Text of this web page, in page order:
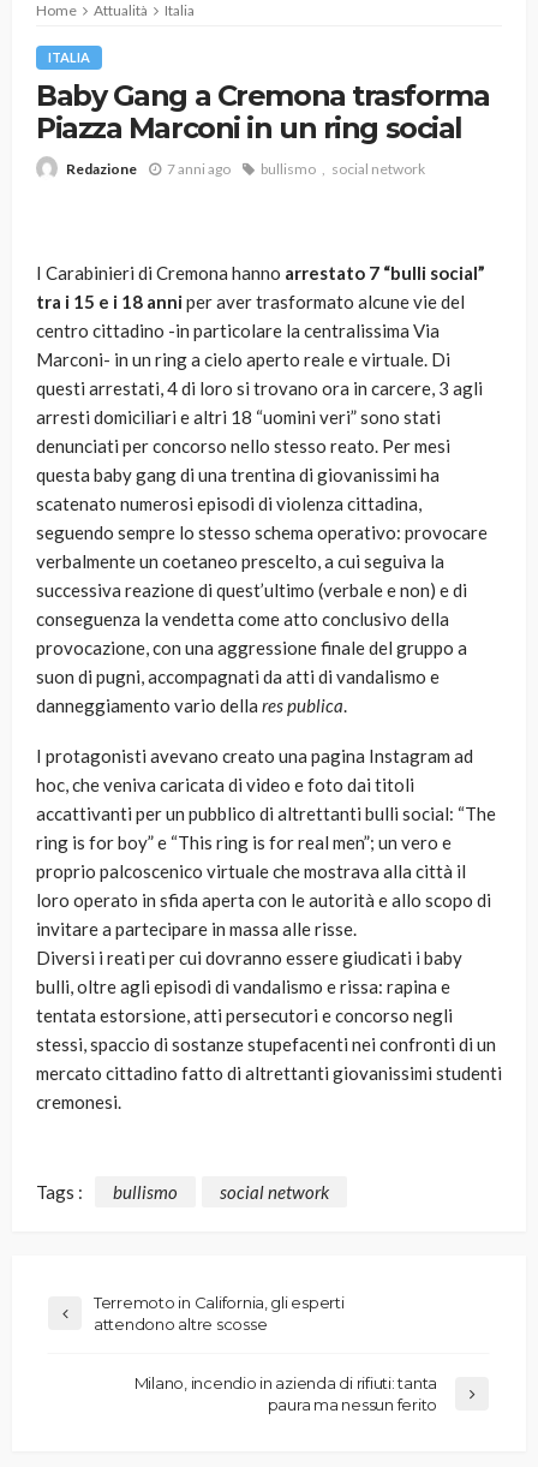
Home Attualità Italia
ITALIA
Baby Gang a Cremona trasforma
Piazza Marconi in un ring social
Redazione 7 anni ago bullismo social network
I Carabinieri di Cremona hanno arrestato 7 “bulli social”
tra i 15 e i 18 anniper aver trasformato alcune vie del
centro cittadino -in particolare la centralissima Via
Marconi- in un ring a cielo aperto reale e virtuale. Di
questi arrestati, 4 di loro si trovano ora in carcere, 3 agli
arresti domiciliari e altri 18 “uomini veri” sono stati
denunciati per concorso nello stesso reato. Per mesi
questa baby gang di una trentina di giovanissimi ha
scatenato numerosi episodi di violenza cittadina,
seguendo sempre lo stesso schema operativo: provocare
verbalmente un coetaneo prescelto, a cui seguiva la
successiva reazione di quest’ultimo (verbale e non) e di
conseguenza la vendetta come atto conclusivo della
provocazione, con una aggressione finale del gruppo a
suon di pugni, accompagnati da atti di vandalismo e
danneggiamento vario della res publica.
I protagonisti avevano creato una pagina Instagram ad
hoc, che veniva caricata di video e foto dai titoli
accattivanti per un pubblico di altrettanti bulli social: “The
ring is for boy” e “This ring is for real men”; un vero e
proprio palcoscenico virtuale che mostrava alla città il
loro operato in sfida aperta con le autorità e allo scopo di
invitare a partecipare in massa alle risse.
Diversi i reati per cui dovranno essere giudicati i baby
bulli, oltre agli episodi di vandalismo e rissa: rapina e
tentata estorsione, atti persecutori e concorso negli
stessi, spaccio di sostanze stupefacenti nei confronti di un
mercato cittadino fatto di altrettanti giovanissimi studenti
cremonesi.
Tags : bullismo social network
Terremoto in California, gli esperti
attendono altre scosse
Milano, incendio in azienda di rifiuti: tanta
paura ma nessun ferito